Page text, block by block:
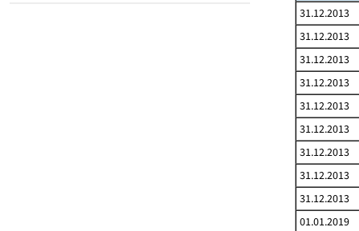
31.12.2013
31.12.2013
31.12.2013
31.12.2013
31.12.2013
31.12.2013
31.12.2013
31.12.2013
31.12.2013
01.01.2019